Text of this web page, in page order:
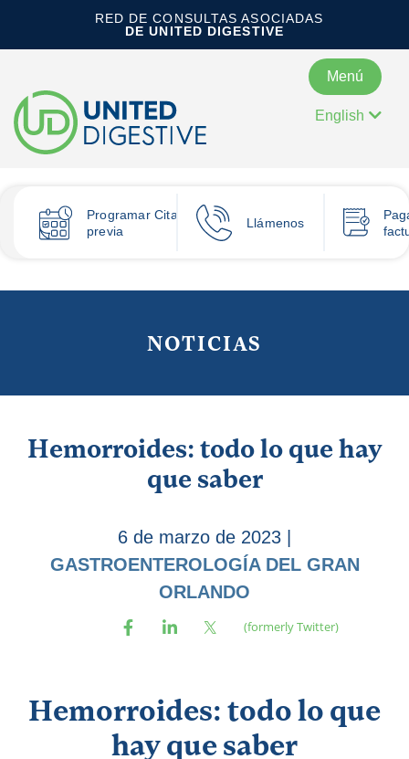
RED DE CONSULTAS ASOCIADAS
DE UNITED DIGESTIVE
Menú
English
ProgramarCita
previa
Llámenos
NOTICIAS
Hemorroides: todo lo que hay
que saber
6 de marzo de 2023
GASTROENTEROLOGÍA DEL GRAN
ORLANDO
Hemorroides: todo lo que
hay que saber